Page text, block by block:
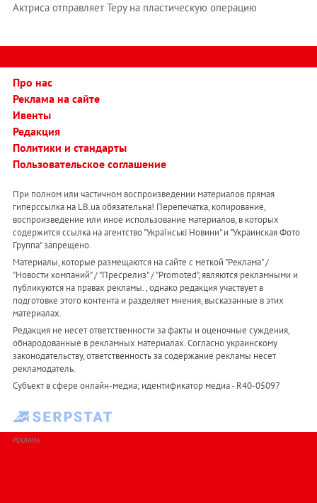
Актриса отправляет Теру на пластическую операцию
Про нас
Реклама на сайте
Ивенты
Редакция
Политики и стандарты
Пользовательское соглашение
При полном или частичном воспроизведении материалов прямая
гиперссылка на LB.ua обязательна! Перепечатка, копирование,
воспроизведение или иное использование материалов, в которых
содержится ссылка на агентство "Українськi Новини" и "Украинская Фото
Группа" запрещено.
Материалы, которые размещаются на сайте с меткой "Реклама" /
"Новости компаний" / "Пресрелиз" / "Promoted", являются рекламными и
публикуются на правах рекламы. , однако редакция участвует в
подготовке этого контента и разделяет мнения, высказанные в этих
материалах.
Редакция не несет ответственности за факты и оценочные суждения,
обнародованные в рекламных материалах. Согласно украинскому
законодательству, ответственность за содержание рекламы несет
рекламодатель.
Субъект в сфере онлайн-медиа; идентификатор медиа - R40-05097
РЕКЛАМА